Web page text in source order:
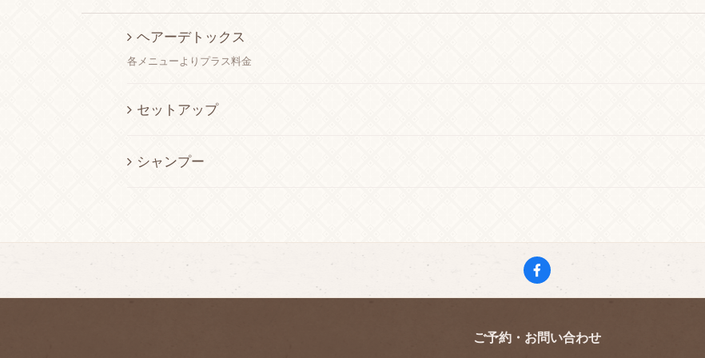
ヘアーデトックス
各メニューよりプラス料金
セットアップ
シャンプー
ご予約・お問い合わせ